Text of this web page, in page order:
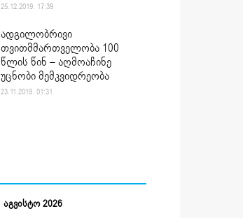
25.12.2019. 17:39
ადგილობრივი
თვითმმართველობა 100
წლის წინ – აღმოაჩინე
უცნობი მემკვიდრეობა
23.11.2019. 01:31
აგვისტო 2026